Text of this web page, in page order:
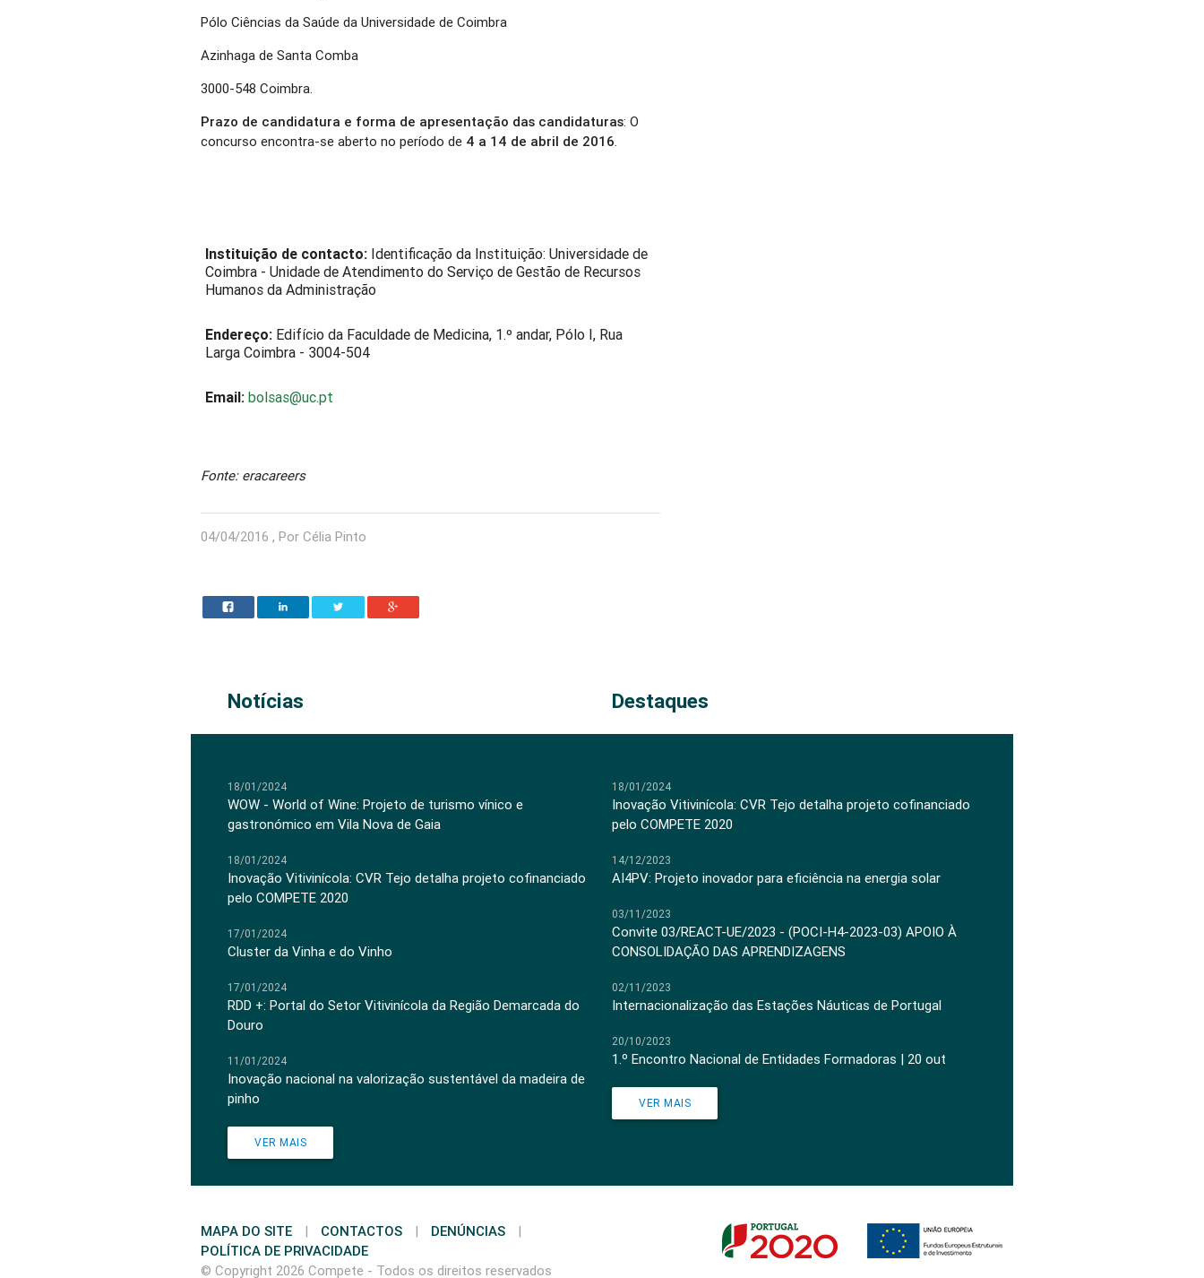
Pólo Ciências da Saúde da Universidade de Coimbra
Azinhaga de Santa Comba
3000-548 Coimbra.
Prazo de candidatura e forma de apresentação das candidaturas: O
concurso encontra-se aberto no período de 4 a 14 de abril de 2016.
Instituição de contacto: Identificação da Instituição: Universidade de
Coimbra - Unidade de Atendimento do Serviço de Gestão de Recursos
Humanos da Administração
Endereço: Edifício da Faculdade de Medicina, 1.º andar, Pólo I, Rua
Larga Coimbra - 3004-504
Email: bolsas@uc.pt
Fonte: eracareers
04/04/2016 , Por Célia Pinto
Notícias Destaques
18/01/2024
WOW - World of Wine: Projeto de turismo vínico e
gastronómico em Vila Nova de Gaia
18/01/2024
Inovação Vitivinícola: CVR Tejo detalha projeto cofinanciado
pelo COMPETE 2020
17/01/2024
Cluster da Vinha e do Vinho
17/01/2024
RDD +: Portal do Setor Vitivinícola da Região Demarcada do
Douro
11/01/2024
Inovação nacional na valorização sustentável da madeira de
pinho
VER MAIS
18/01/2024
Inovação Vitivinícola: CVR Tejo detalha projeto cofinanciado
pelo COMPETE 2020
14/12/2023
AI4PV: Projeto inovador para eficiência na energia solar
03/11/2023
Convite 03/REACT-UE/2023 - (POCI-H4-2023-03) APOIO À
CONSOLIDAÇÃO DAS APRENDIZAGENS
02/11/2023
Internacionalização das Estações Náuticas de Portugal
20/10/2023
1.º Encontro Nacional de Entidades Formadoras | 20 out
VER MAIS
MAPA DO SITE | CONTACTOS | DENÚNCIAS
|
POLÍTICA DE PRIVACIDADE
© Copyright 2026 Compete - Todos os direitos reservados